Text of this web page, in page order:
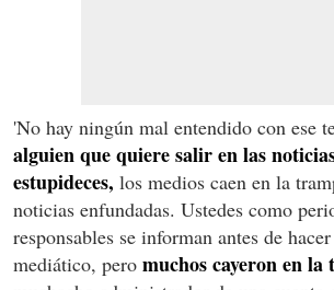
'No hay ningún mal entendido con ese
alguien que quiere salir en las
estupideces, los medios caen en la
noticias enfundadas. Ustedes como
responsables se informan antes de
mediático, pero muchos cayeron en la